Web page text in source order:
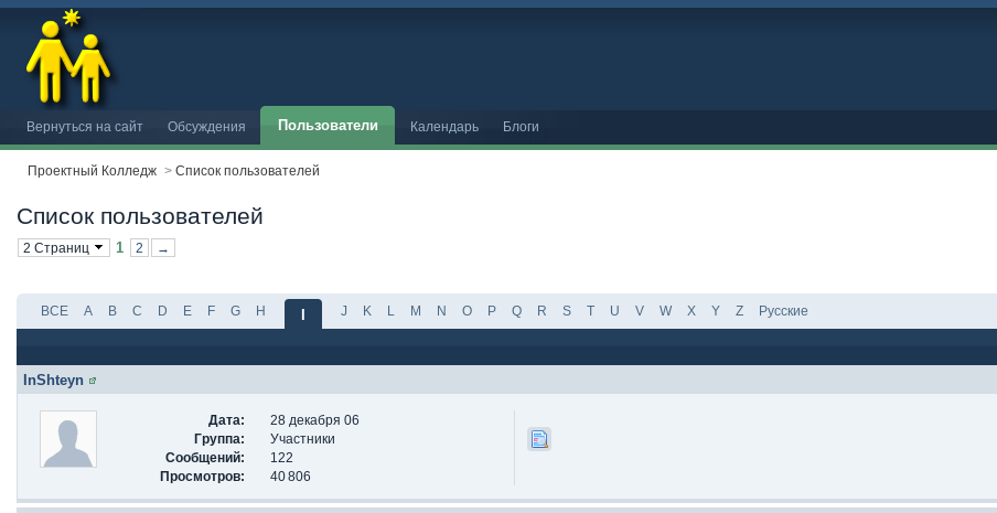
Вернуться на сайт Обсуждения Пользователи Календарь Блоги
Проектный Колледж > Список пользователей
Список пользователей
2 Страниц 1 2 →
ВСЕ A B C D E F G H J K L M N O P Q R S T U V W X Y Z Русские
InShteyn
Дата:
28 декабря 06
Группа:
Участники
Сообщений:
122
Просмотров:
40 806